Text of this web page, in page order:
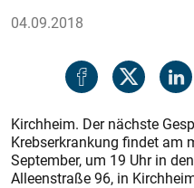
04.09.2018
Kirchheim. Der nächste
Krebserkrankung findet am
September, um 19 Uhr in
Alleenstraße 96, in